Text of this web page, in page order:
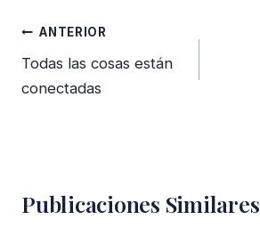
Navegación
de
entradas
ANTERIOR
Todas las cosas están
conectadas
Publicaciones Similares